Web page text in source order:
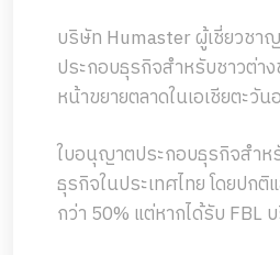
บริษัท Humaster ผู้เชี่ยวชา
ประกอบธุรกิจสำหรับชาวต่า
หน้าขยายตลาดในเอเชียตะวั
ใบอนุญาตประกอบธุรกิจสำห
ธุรกิจในประเทศไทย โดยปก
กว่า 50% แต่หากได้รับ FBL